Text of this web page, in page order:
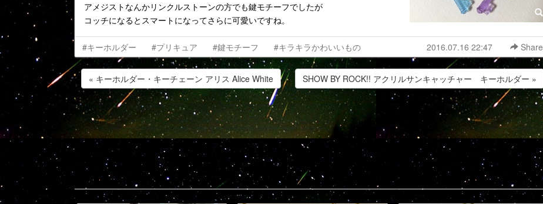
アメジストなんかリンクルストーンの方でも鍵モチーフでしたが
コッチになるとスマートになってさらに可愛いですね。
#キーホルダー #プリキュア #鍵モチーフ #キラキラかわいいもの 2016.07.16 22:47 Share
« キーホルダー・キーチェーン アリス Alice White SHOW BY ROCK!! アクリルサンキャッチャー キーホルダー »
Popular entries